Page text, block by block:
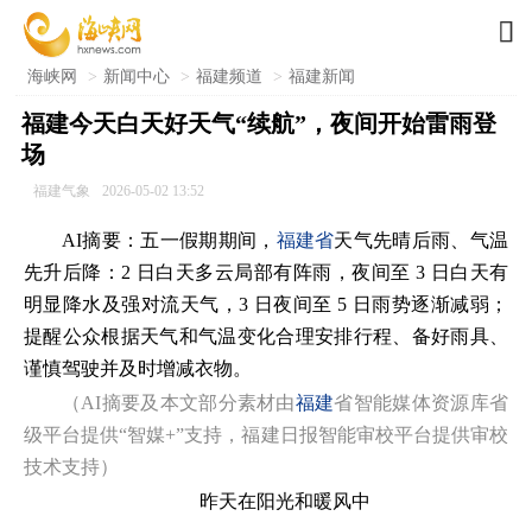

海峡网 > 新闻中心 > 福建频道 > 福建新闻
福建今天白天好天气“续航”，夜间开始雷雨登
场
福建气象 2026-05-02 13:52
AI摘要：五一假期期间， 福建省天气先晴后雨、气温
先升后降：2 日白天多云局部有阵雨，夜间至 3 日白天有
明显降水及强对流天气，3 日夜间至 5 日雨势逐渐减弱；
提醒公众根据天气和气温变化合理安排行程、备好雨具、
谨慎驾驶并及时增减衣物。
（AI摘要及本文部分素材由福建省智能媒体资源库省
级平台提供“智媒+”支持，福建日报智能审校平台提供审校
技术支持）
昨天在阳光和暖风中